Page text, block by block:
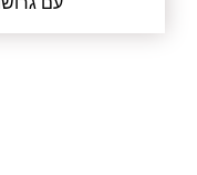
מעל